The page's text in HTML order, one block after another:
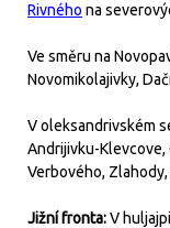
Rivného na
Ve směru na
Novomikolajivky,
V oleksandrivském
Andrijivku-Klevcove,
Verbového,
Jižní fronta:V